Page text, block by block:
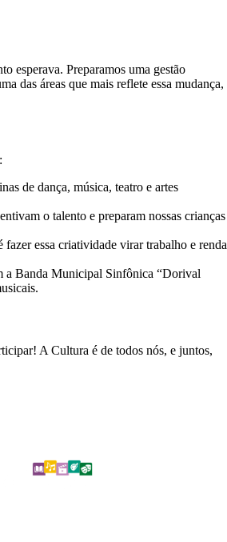
esperava. Preparamos uma gestão
das áreas que mais reflete essa mudança,
de dança, música, teatro e artes
o talento e preparam nossas crianças
essa criatividade virar trabalho e renda
a Banda Municipal Sinfônica “Dorival
A Cultura é de todos nós, e juntos,